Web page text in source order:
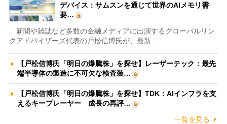
デバイス：サムスンを通じて世界のAIメモリ需
要…
新聞や雑誌など多数の金融メディアに出演するグローバルリン
クアドバイザーズ代表の戸松信博氏が、最新…
【戸松信博氏「明日の爆騰株」を探せ】レーザーテック：最先
端半導体の製造に不可欠な検査装…
【戸松信博氏「明日の爆騰株」を探せ】TDK：AIインフラを支
えるキープレーヤー 成長の再評…
一覧を見る